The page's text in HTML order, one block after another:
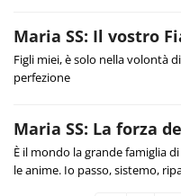
Maria SS: Il vostro
Figli miei, è solo nella volontà
perfezione
Maria SS: La forza
È il mondo la grande famiglia
le anime. Io passo, sistemo,